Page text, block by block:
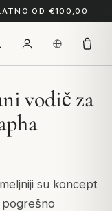
OD €100,00
vodič za
su koncept
pogrešno